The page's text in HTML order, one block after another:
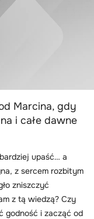
Marcina, gdy
i całe dawne
upaść… a
z sercem rozbitym
zniszczyć
z tą wiedzą? Czy
godność i zacząć od